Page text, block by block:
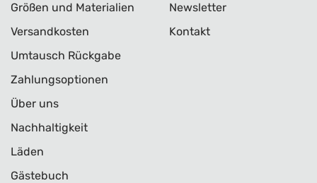
Größen und Materialien
Versandkosten
Umtausch Rückgabe
Zahlungsoptionen
Über uns
Nachhaltigkeit
Läden
Gästebuch
Newsletter
Kontakt